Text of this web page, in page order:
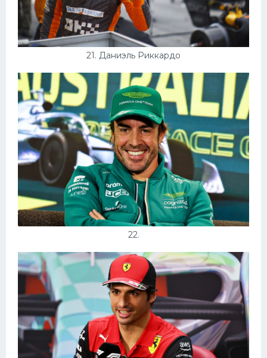
21. Даниэль Риккардо
22.